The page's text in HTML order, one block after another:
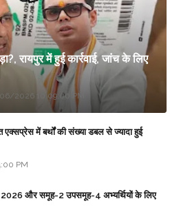
रायपुर में हुई कार्रवाई, जांच के लिए
2026 10:09:00 PM
एक्सप्रेस में बर्थों की संख्या डबल से ज्यादा हुई
PM
और समूह-2 उपसमूह-4 अभ्यर्थियों के लिए